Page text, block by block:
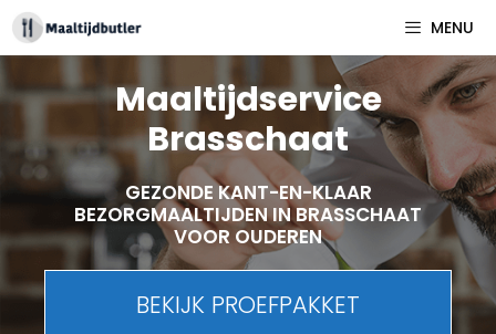
Spring
naar
inhoud
MENU
Maaltijdservice
Brasschaat
GEZONDE KANT-EN-KLAAR
BEZORGMAALTIJDEN IN BRASSCHAAT
VOOR OUDEREN
BEKIJK PROEFPAKKET